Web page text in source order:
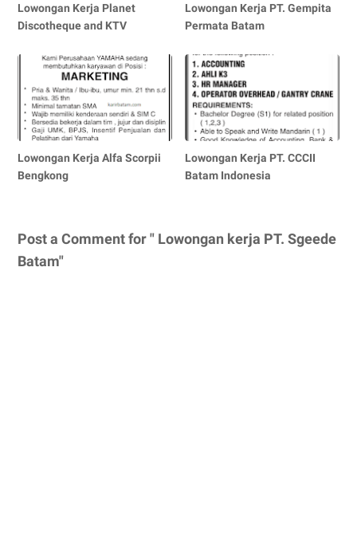
Lowongan Kerja Planet
Discotheque and KTV
Lowongan Kerja PT. Gempita
Permata Batam
Lowongan Kerja Alfa Scorpii
Bengkong
Lowongan Kerja PT. CCCII
Batam Indonesia
Post a Comment for " Lowongan kerja PT. Sgeede
Batam"